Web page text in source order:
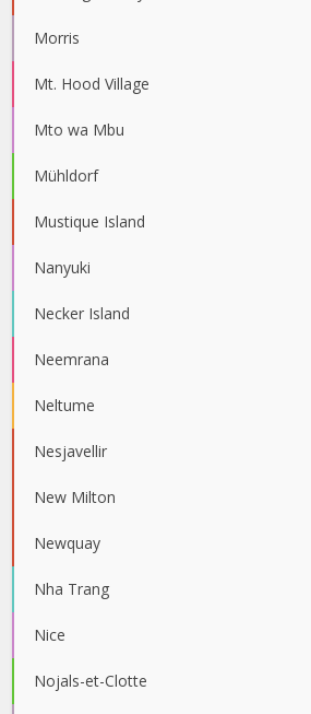
Morris
Mt. Hood Village
Mto wa Mbu
Mühldorf
Mustique Island
Nanyuki
Necker Island
Neemrana
Neltume
Nesjavellir
New Milton
Newquay
Nha Trang
Nice
Nojals-et-Clotte